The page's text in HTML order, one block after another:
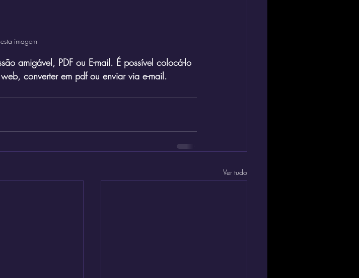
imagem
amigável, PDF ou E-mail. É possível colocá-lo
converter em pdf ou enviar via e-mail.
Ver tudo